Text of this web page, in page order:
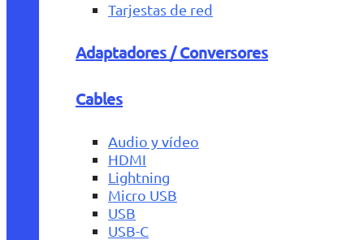
Tarjestas de red
Adaptadores / Conversores
Cables
Audio y vídeo
HDMI
Lightning
Micro USB
USB
USB-C